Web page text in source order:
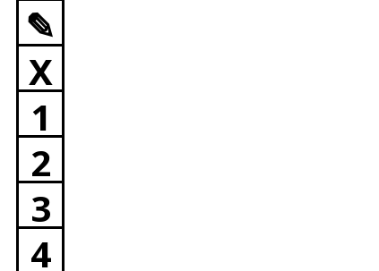
✎
X
1
2
3
4